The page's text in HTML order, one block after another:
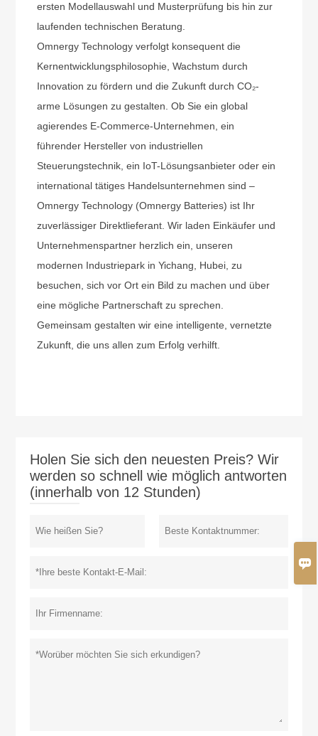

ersten Modellauswahl und Musterprüfung bis hin zur
laufenden technischen Beratung.
Omnergy Technology verfolgt konsequent die
Kernentwicklungsphilosophie, Wachstum durch
Innovation zu fördern und die Zukunft durch CO₂-
arme Lösungen zu gestalten. Ob Sie ein global
agierendes E-Commerce-Unternehmen, ein
führender Hersteller von industriellen
Steuerungstechnik, ein IoT-Lösungsanbieter oder ein
international tätiges Handelsunternehmen sind –
Omnergy Technology (Omnergy Batteries) ist Ihr
zuverlässiger Direktlieferant. Wir laden Einkäufer und
Unternehmenspartner herzlich ein, unseren
modernen Industriepark in Yichang, Hubei, zu
besuchen, sich vor Ort ein Bild zu machen und über
eine mögliche Partnerschaft zu sprechen.
Gemeinsam gestalten wir eine intelligente, vernetzte
Zukunft, die uns allen zum Erfolg verhilft.
Holen Sie sich den neuesten Preis? Wir
werden so schnell wie möglich antworten
(innerhalb von 12 Stunden)